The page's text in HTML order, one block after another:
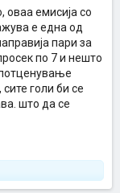
емисија со
е една од
пари за
по 7 и нешто
голи би се
што да се